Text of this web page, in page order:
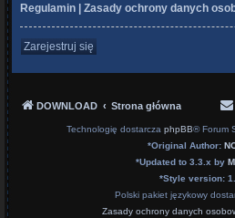
Regulamin | Zasady ochrony danych
Zarejestruj się
DOWNLOAD Strona główna
Technologię dostarcza phpBB® Forum
*Original Author:
*Updated to 3.3.x by
*Style version:
Polski pakiet językowy
Zasady ochrony danych